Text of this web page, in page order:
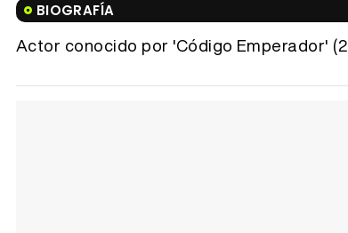
BIOGRAFÍA
Actor conocido por 'Código Emperador'